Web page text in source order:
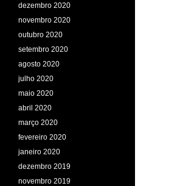
dezembro 2020
novembro 2020
outubro 2020
setembro 2020
agosto 2020
julho 2020
maio 2020
abril 2020
março 2020
fevereiro 2020
janeiro 2020
dezembro 2019
novembro 2019